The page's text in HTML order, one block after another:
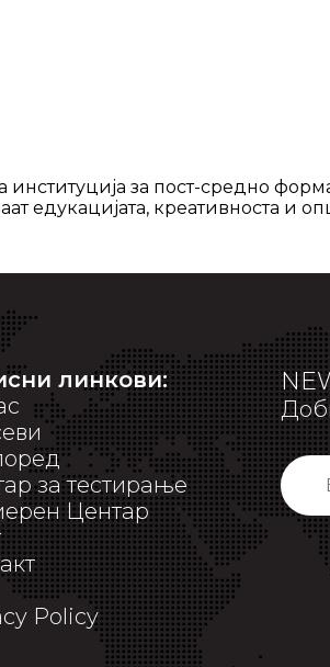
за пост-средно
едукацијата, креативноста и
линкови:
за тестирање
Центар
Policy